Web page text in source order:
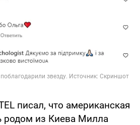
писал, что американская
родом из Киева Милла